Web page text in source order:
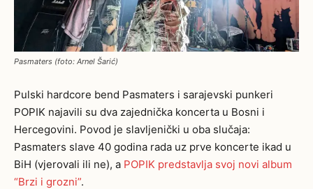
Pasmaters (foto: Arnel Šarić)
Pulski hardcore bend Pasmaters i sarajevski punkeri
POPIK najavili su dva zajednička koncerta u Bosni i
Hercegovini. Povod je slavljenički u oba slučaja:
Pasmaters slave 40 godina rada uz prve koncerte ikad u
BiH (vjerovali ili ne), a POPIK predstavlja svoj novi album
“Brzi i grozni”.